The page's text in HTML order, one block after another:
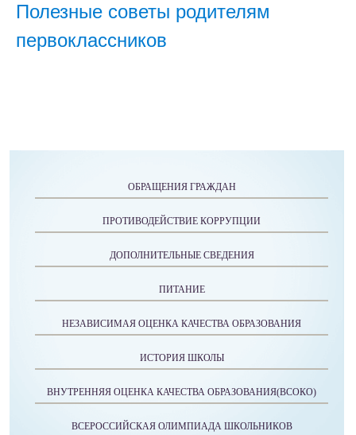
Полезные советы родителям
первоклассников
ОБРАЩЕНИЯ ГРАЖДАН
ПРОТИВОДЕЙСТВИЕ КОРРУПЦИИ
ДОПОЛНИТЕЛЬНЫЕ СВЕДЕНИЯ
ПИТАНИЕ
НЕЗАВИСИМАЯ ОЦЕНКА КАЧЕСТВА ОБРАЗОВАНИЯ
ИСТОРИЯ ШКОЛЫ
ВНУТРЕННЯЯ ОЦЕНКА КАЧЕСТВА ОБРАЗОВАНИЯ(ВСОКО)
ВСЕРОССИЙСКАЯ ОЛИМПИАДА ШКОЛЬНИКОВ